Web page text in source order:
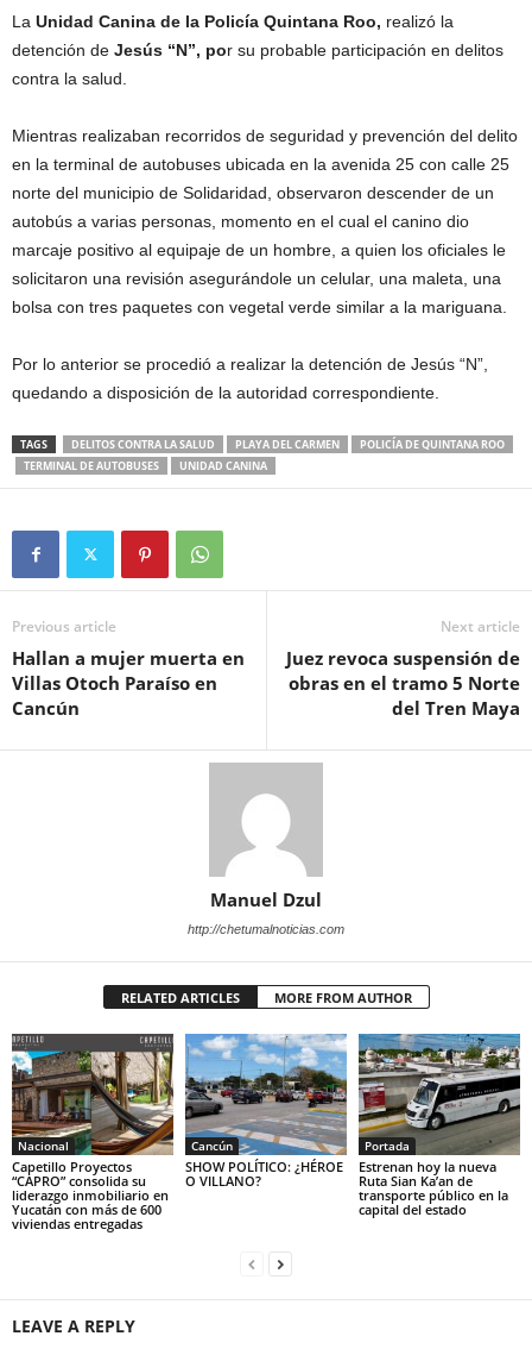
La Unidad Canina de la Policía Quintana Roo, realizó la
detención de Jesús “N”, por su probable participación en delitos
contra la salud.
Mientras realizaban recorridos de seguridad y prevención del delito
en la terminal de autobuses ubicada en la avenida 25 con calle 25
norte del municipio de Solidaridad, observaron descender de un
autobús a varias personas, momento en el cual el canino dio
marcaje positivo al equipaje de un hombre, a quien los oficiales le
solicitaron una revisión asegurándole un celular, una maleta, una
bolsa con tres paquetes con vegetal verde similar a la mariguana.
Por lo anterior se procedió a realizar la detención de Jesús “N”,
quedando a disposición de la autoridad correspondiente.
TAGS DELITOS CONTRA LA SALUD PLAYA DEL CARMEN
POLICÍA DE QUINTANA ROO
TERMINAL DE AUTOBUSES
UNIDAD CANINA
Previous article
Hallan a mujer muerta en
Villas Otoch Paraíso en
Cancún
Next article
Juez revoca suspensión de
obras en el tramo 5 Norte
del Tren Maya
Manuel Dzul
http://chetumalnoticias.com
RELATED ARTICLES MORE FROM AUTHOR
Nacional
Capetillo Proyectos
“CAPRO” consolida su
liderazgo inmobiliario en
Yucatán con más de 600
viviendas entregadas
Cancún
SHOW POLÍTICO: ¿HÉROE
O VILLANO?
Portada
Estrenan hoy la nueva
Ruta Sian Ka’an de
transporte público en la
capital del estado
LEAVE A REPLY